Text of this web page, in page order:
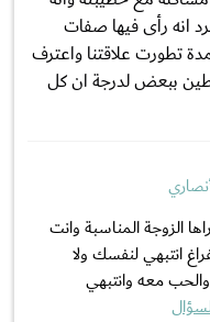
انه رأى فيها صفات
تطورت علاقتنا واعترف
ببعض لدرجة ان كل
الزوجة المناسبة وانت
انتبهي لنفسك ولا
معه وانتبهي